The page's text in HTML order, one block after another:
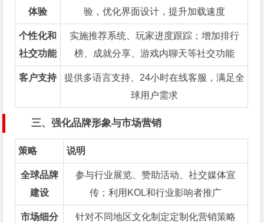
体验
验，优化界面设计，提升加载速度
个性化和
社交功能
实施推荐系统、玩家进度跟踪；增加排行
榜、成就分享、游戏内聊天等社交功能
客户支持
提供多语言支持、24小时在线客服，满足全
球用户需求
三、强化品牌形象与市场营销
策略 说明
全球品牌
建设
参与行业展览、赞助活动、社交媒体宣
传；利用KOL和行业影响者推广
市场细分
针对不同地区文化制定定制化营销策略